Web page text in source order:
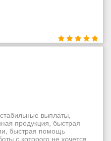
выплаты,
продукция, быстрая
быстрая помощь
с которого не хочется